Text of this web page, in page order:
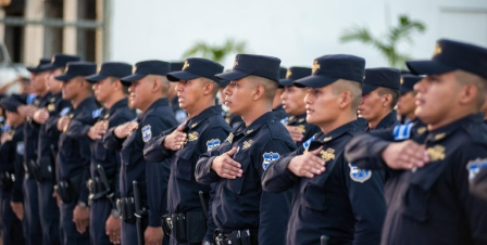
administración, la PNC contabiliza 1,288 jornadas sin
ADVERTISEMENT